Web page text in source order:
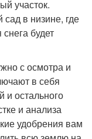
участок.
в низине, где
будет
с осмотра и
в себя
и остального
и анализа
удобрения вам